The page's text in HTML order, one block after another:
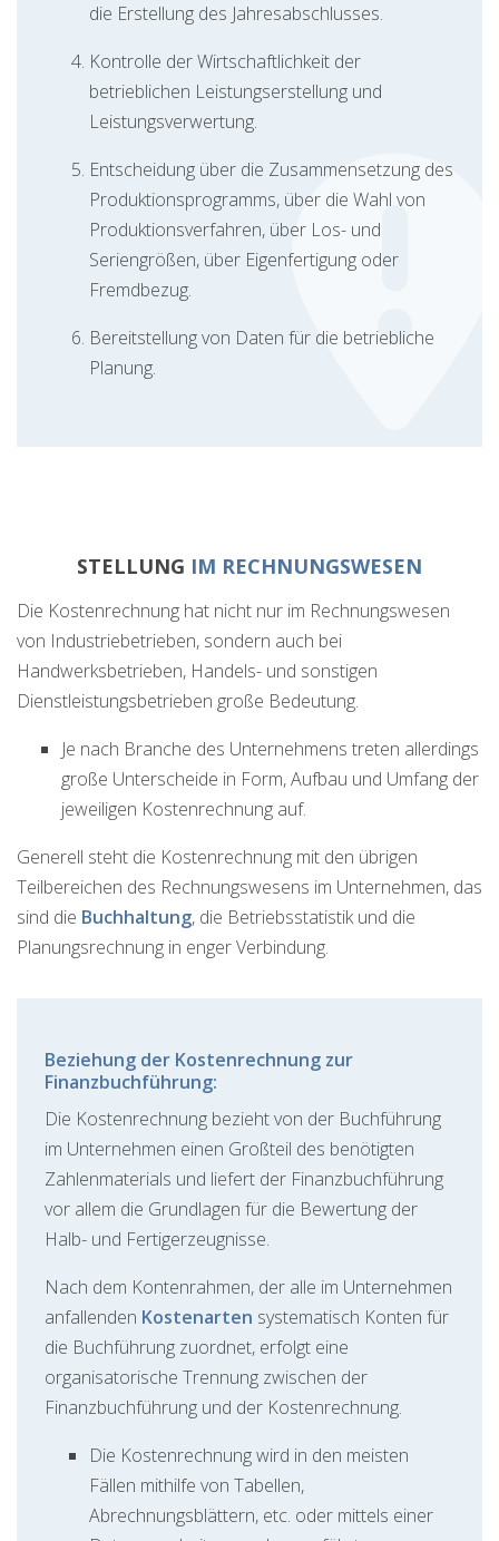
die Erstellung des Jahresabschlusses.
Kontrolle der Wirtschaftlichkeit der
betrieblichen Leistungserstellung und
Leistungsverwertung.
Entscheidung über die Zusammensetzung des
Produktionsprogramms, über die Wahl von
Produktionsverfahren, über Los- und
Seriengrößen, über Eigenfertigung oder
Fremdbezug.
Bereitstellung von Daten für die betriebliche
Planung.
STELLUNG IM RECHNUNGSWESEN
Die Kostenrechnung hat nicht nur im Rechnungswesen
von Industriebetrieben, sondern auch bei
Handwerksbetrieben, Handels- und sonstigen
Dienstleistungsbetrieben große Bedeutung.
Je nach Branche des Unternehmens treten allerdings
große Unterscheide in Form, Aufbau und Umfang der
jeweiligen Kostenrechnung auf.
Generell steht die Kostenrechnung mit den übrigen
Teilbereichen des Rechnungswesens im Unternehmen, das
sind die Buchhaltung, die Betriebsstatistik und die
Planungsrechnung in enger Verbindung.
Beziehung der Kostenrechnung zur
Finanzbuchführung:
Die Kostenrechnung bezieht von der Buchführung
im Unternehmen einen Großteil des benötigten
Zahlenmaterials und liefert der Finanzbuchführung
vor allem die Grundlagen für die Bewertung der
Halb- und Fertigerzeugnisse.
Nach dem Kontenrahmen, der alle im Unternehmen
anfallenden Kostenarten systematisch Konten für
die Buchführung zuordnet, erfolgt eine
organisatorische Trennung zwischen der
Finanzbuchführung und der Kostenrechnung.
Die Kostenrechnung wird in den meisten
Fällen mithilfe von Tabellen,
Abrechnungsblättern, etc. oder mittels einer